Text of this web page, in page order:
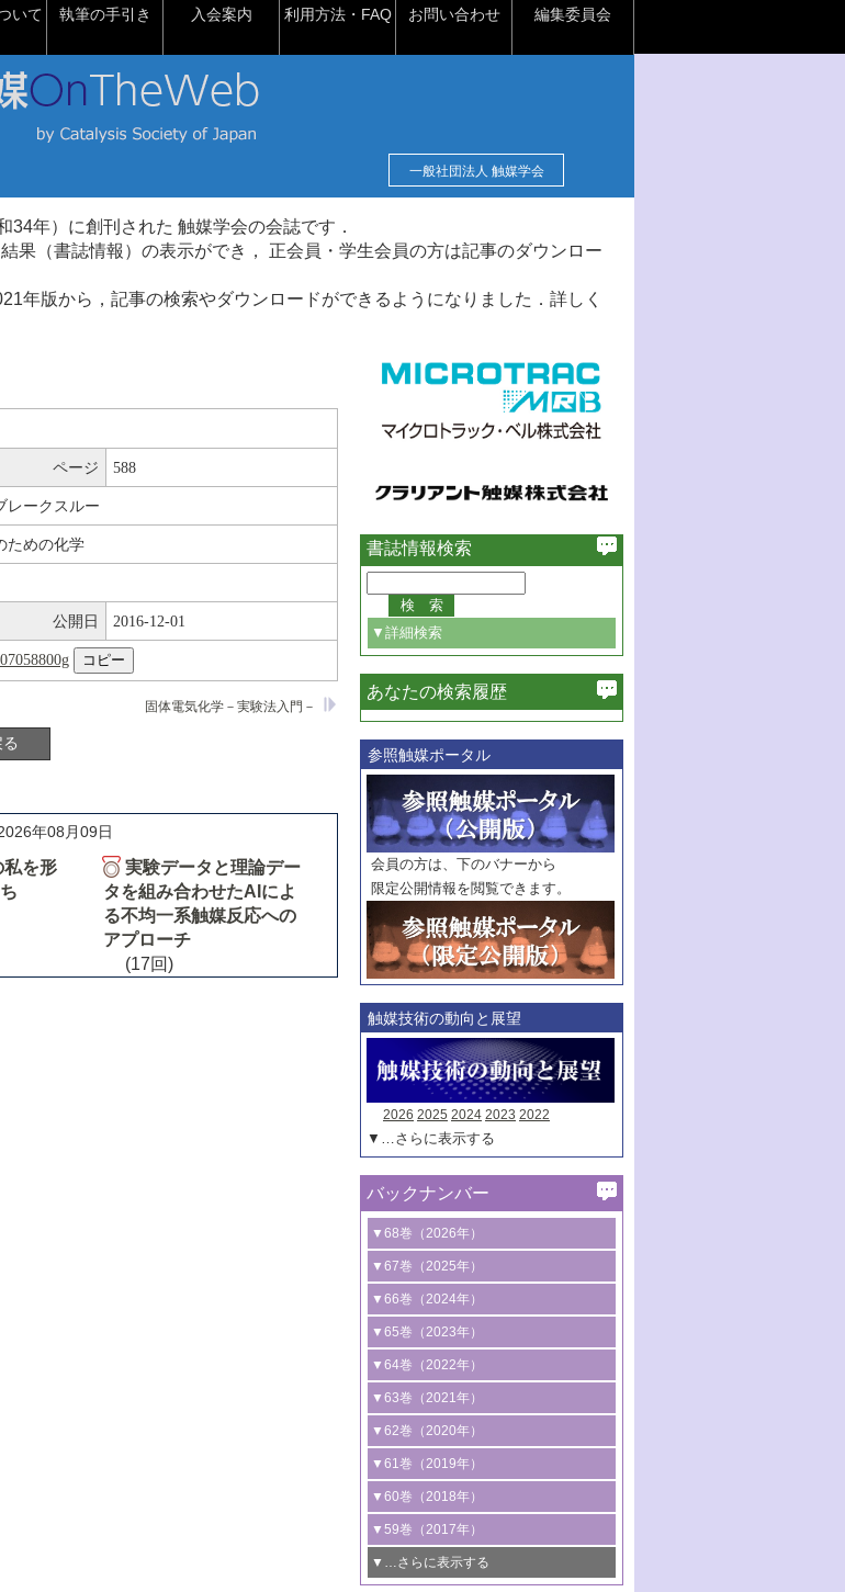
いて 執筆の手引き 入会案内 利用方法・FAQ お問い合わせ 編集委員会
一般社団法人 触媒学会
34年）に創刊された 触媒学会の会誌です．
果（書誌情報）の表示ができ， 正会員・学生会員の方は記事のダウンロー
年版から，記事の検索やダウンロードができるようになりました．詳しく
ページ 588
レークスルー
ための化学
公開日 2016-12-01
固体電気化学－実験法入門－
年08月09日
私を形
実験データと理論デー
タを組み合わせたAIによ
る不均一系触媒反応への
アプローチ
(17回)
書誌情報検索
▼詳細検索
必ず含む
巻・号指定
巻
号
範囲指定
巻
号～
巻
号
触媒年鑑
年度
記事種別
マーク：
マークあり
あなたの検索履歴
参照触媒ポータル
会員の方は、下のバナーから
限定公開情報を閲覧できます。
触媒技術の動向と展望
2026 2025 2024 2023 2022
▼…さらに表示する
バックナンバー
▼68巻（2026年）
1号 過酸化水素合成に関する研究動向
2号 コンピューター技術により加速する
触媒開発
3号 有機分子変換やCO 資源化のための
光触媒に関する最近の研究
B号 第137回触媒討論会（2026年）
▼67巻（2025年）
1号 CO
水素化によるグリーン燃料/グリ
ーンケミカル製造
2号 水素製造のための水分解技術に関す
る最近の研究
3号 オレフィン系樹脂の精密合成に関す
る最新技術
4号 アルコール類の効率的変換を実現す
る非貴金属触媒の研究動向
5号 ゼオライトの合成と応用における研
究動向
6号 ヘテロ接合界面
▼66巻（2024年）
1号 低次元ナノ構造を有する触媒材料
2号 規制反応場を活用した固体触媒研究
の新展開
3号 未踏分子変換を目指した酸化触媒プ
ロセスの最前線
4号 シンクロトロン放射光および中性子
線を利用した触媒解析技術の最先端
5号 単原子触媒
6号 参照触媒委員会からのお知らせ
B号 第133回触媒討論会（2023年）
▼65巻（2023年）
1号 炭素が関わる触媒機能
2号 プラスチックケミカルリサイクルの
ための触媒技術
3号 非酸化物系金属化合物を基盤とした
触媒材料の開発
4号 格子酸素・格子酸素欠陥を利用した
触媒反応
5号 生体触媒によるエネルギー変換反応
▼64巻（2022年）
1号 合成ガス製造とCOを用いるケミカル
ズ合成の最新動向
2号 化学品合成のための合金触媒開発
3号 CO の排出削減および有効活用のた
めの触媒技術
4号 若手による情報発信企画～とびたて
若き触媒の研究者たち～（1）
▼63巻（2021年）
1号 金触媒の新展開
2号 ペロブスカイト
3号 特殊反応場を利用した触媒的分子変
換反応
4号 多孔質材料を用いた触媒の新展開
5号 情報学的手法を用いた触媒開発
▼62巻（2020年）
1号 触媒設計を拓く欠陥構造のキャラク
タリゼーション
2号 機能化学品製造に資するクリーンな
触媒的酸化反応
3号 水処理のための触媒化学
▼61巻（2019年）
1号 物質移動制御に着目した触媒プロセ
ス開発
2号 CO2 フリー水素サプライチェーンに
関わる触媒開発動向
▼60巻（2018年）
1号 固体酸触媒の最新の研究動向
2号 二酸化炭素からの有用化学品合成
▼59巻（2017年）
1号 いたるところに，触媒
▼…さらに表示する